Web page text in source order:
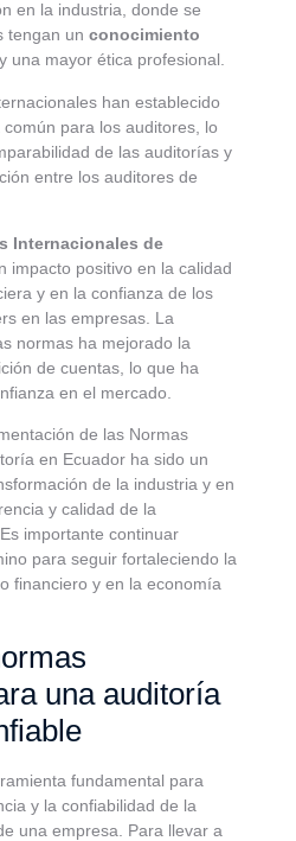
en la industria, donde se
tengan un conocimiento
una mayor ética profesional.
han establecido
para los auditores, lo
de las auditorías y
entre los auditores de
Internacionales de
impacto positivo en la calidad
y en la confianza de los
en las empresas. La
normas ha mejorado la
de cuentas, lo que ha
en el mercado.
de las Normas
en Ecuador ha sido un
de la industria y en
y calidad de la
importante continuar
para seguir fortaleciendo la
financiero y en la economía
una auditoría
fundamental para
y la confiabilidad de la
una empresa. Para llevar a